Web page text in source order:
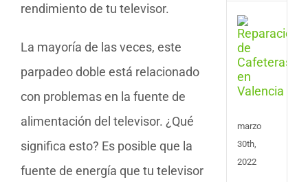
rendimiento de tu televisor.
La mayoría de las veces, este
parpadeo doble está relacionado
con problemas en la fuente de
alimentación del televisor. ¿Qué
significa esto? Es posible que la
fuente de energía que tu televisor
de
de
en
marzo
30th,
2022